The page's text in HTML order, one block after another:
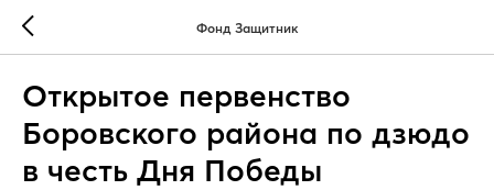
Фонд Защитник
Открытое первенство
Боровского района по дзюдо
в честь Дня Победы